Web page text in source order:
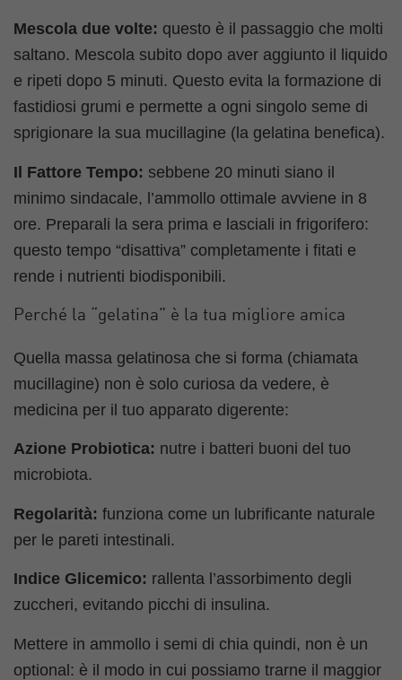
Mescola due volte: questo è il passaggio che molti
saltano. Mescola subito dopo aver aggiunto il liquido
e ripeti dopo 5 minuti. Questo evita la formazione di
fastidiosi grumi e permette a ogni singolo seme di
sprigionare la sua mucillagine (la gelatina benefica).
Il Fattore Tempo: sebbene 20 minuti siano il
minimo sindacale, l’ammollo ottimale avviene in 8
ore. Preparali la sera prima e lasciali in frigorifero:
questo tempo “disattiva” completamente i fitati e
rende i nutrienti biodisponibili.
Perché la “gelatina” è la tua migliore amica
Quella massa gelatinosa che si forma (chiamata
mucillagine) non è solo curiosa da vedere, è
medicina per il tuo apparato digerente:
Azione Probiotica: nutre i batteri buoni del tuo
microbiota.
Regolarità: funziona come un lubrificante naturale
per le pareti intestinali.
Indice Glicemico: rallenta l’assorbimento degli
zuccheri, evitando picchi di insulina.
Mettere in ammollo i semi di chia quindi, non è un
optional: è il modo in cui possiamo trarne il maggior